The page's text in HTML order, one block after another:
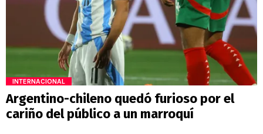
INTERNACIONAL
Argentino-chileno quedó furioso por el
cariño del público a un marroquí